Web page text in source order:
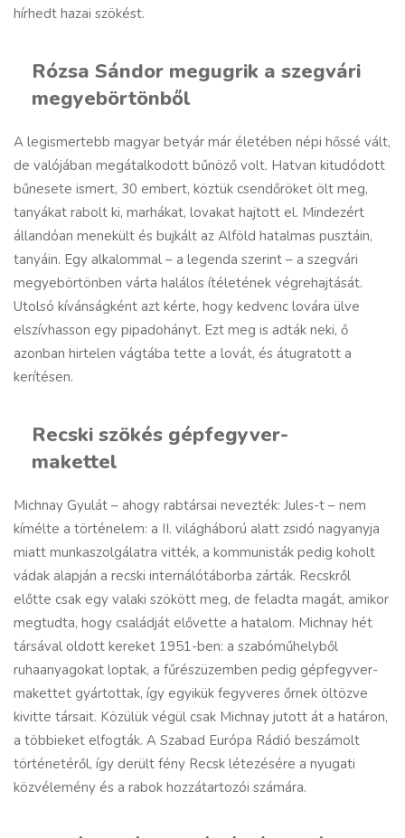
hírhedt hazai szökést.
Rózsa Sándor megugrik a szegvári
megyebörtönből
A legismertebb magyar betyár már életében népi hőssé vált,
de valójában megátalkodott bűnöző volt. Hatvan kitudódott
bűnesete ismert, 30 embert, köztük csendőröket ölt meg,
tanyákat rabolt ki, marhákat, lovakat hajtott el. Mindezért
állandóan menekült és bujkált az Alföld hatalmas pusztáin,
tanyáin. Egy alkalommal – a legenda szerint – a szegvári
megyebörtönben várta halálos ítéletének végrehajtását.
Utolsó kívánságként azt kérte, hogy kedvenc lovára ülve
elszívhasson egy pipadohányt. Ezt meg is adták neki, ő
azonban hirtelen vágtába tette a lovát, és átugratott a
kerítésen.
Recski szökés gépfegyver-
makettel
Michnay Gyulát – ahogy rabtársai nevezték: Jules-t – nem
kímélte a történelem: a II. világháború alatt zsidó nagyanyja
miatt munkaszolgálatra vitték, a kommunisták pedig koholt
vádak alapján a recski internálótáborba zárták. Recskről
előtte csak egy valaki szökött meg, de feladta magát, amikor
megtudta, hogy családját elővette a hatalom. Michnay hét
társával oldott kereket 1951-ben: a szabóműhelyből
ruhaanyagokat loptak, a fűrészüzemben pedig gépfegyver-
makettet gyártottak, így egyikük fegyveres őrnek öltözve
kivitte társait. Közülük végül csak Michnay jutott át a határon,
a többieket elfogták. A Szabad Európa Rádió beszámolt
történetéről, így derült fény Recsk létezésére a nyugati
közvélemény és a rabok hozzátartozói számára.